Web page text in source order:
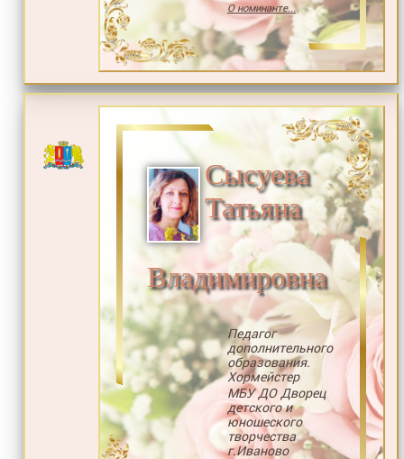
О номинанте...
Сысуева
Татьяна
Владимировна
Педагог
дополнительного
образования.
Хормейстер
МБУ ДО Дворец
детского и
юношеского
творчества
г.Иваново